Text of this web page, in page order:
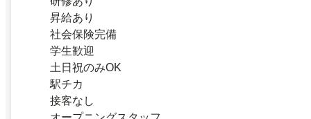
昇給あり
社会保険完備
学生歓迎
土日祝のみOK
駅チカ
接客なし